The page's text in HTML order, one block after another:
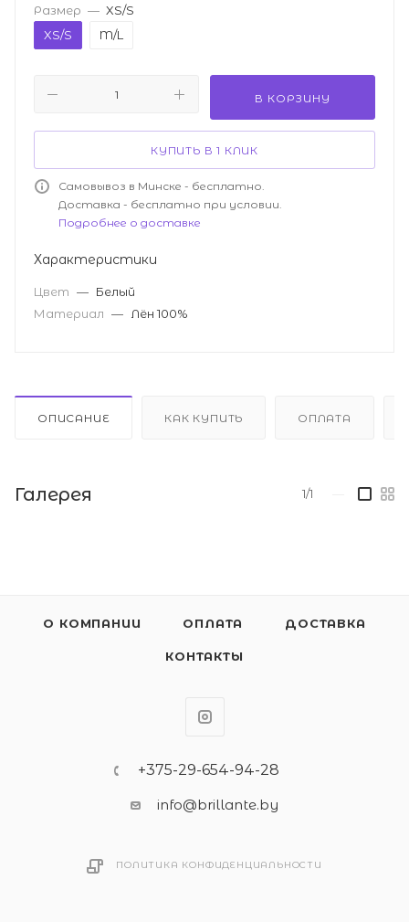
Размер — XS/S
XS/S
M/L
В КОРЗИНУ
КУПИТЬ В 1 КЛИК
Самовывоз в Минске - бесплатно.
Доставка - бесплатно при условии.
Подробнее о доставке
Характеристики
Цвет — Белый
Материал — Лён 100%
ОПИСАНИЕ КАК КУПИТЬ ОПЛАТА
Галерея 1/1
О КОМПАНИИ ОПЛАТА ДОСТАВКА
КОНТАКТЫ
+375-29-654-94-28
info@brillante.by
ПОЛИТИКА КОНФИДЕНЦИАЛЬНОСТИ